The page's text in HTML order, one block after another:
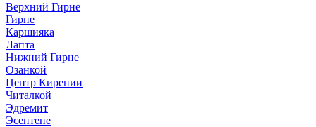
Верхний Гирне
Гирне
Каршияка
Лапта
Нижний Гирне
Озанкой
Центр Кирении
Читалкой
Эдремит
Эсентепе